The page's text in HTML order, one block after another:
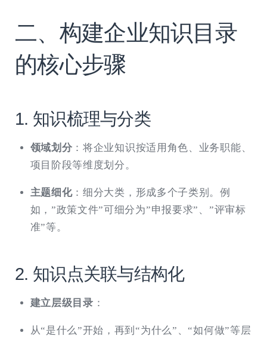
二、构建企业知识目录
的核心步骤
1. 知识梳理与分类
领域划分 ：将企业知识按适用角色、业务职能、
项目阶段等维度划分。
主题细化：细分大类，形成多个子类别。例
如，”政策文件”可细分为”申报要求”、”评审标
准”等。
2. 知识点关联与结构化
建立层级目录 ：
从“是什么”开始，再到“为什么”、“如何做”等层